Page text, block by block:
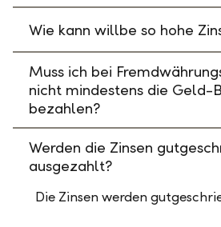
Wie kann willbe so hohe
Muss ich bei
nicht mindestens die Geld-
bezahlen?
Werden die Zinsen
ausgezahlt?
Die Zinsen werden